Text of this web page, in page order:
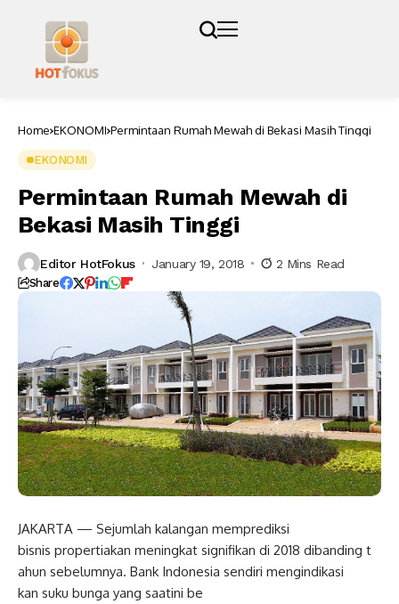
Home EKONOMI Permintaan Rumah Mewah di Bekasi Masih Tinggi
EKONOMI
Permintaan Rumah Mewah di
Bekasi Masih Tinggi
Editor HotFokus January 19, 2018 2 Mins Read
Share
JAKARTA — Sejumlah kalangan memprediksi
bisnis propertiakan meningkat signifikan di 2018 dibanding t
ahun sebelumnya. Bank Indonesia sendiri mengindikasi
kan suku bunga yang saatini be